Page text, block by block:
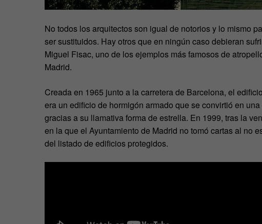
No todos los arquitectos son igual de notorios y lo mismo
ser sustituidos. Hay otros que en ningún caso debieran
Miguel Fisac, uno de los ejemplos más famosos de
Madrid.
Creada en 1965 junto a la carretera de Barcelona, el
era un edificio de hormigón armado que se convirtió en
gracias a su llamativa forma de estrella. En 1999, tras la
en la que el Ayuntamiento de Madrid no tomó cartas al no
del listado de edificios protegidos.